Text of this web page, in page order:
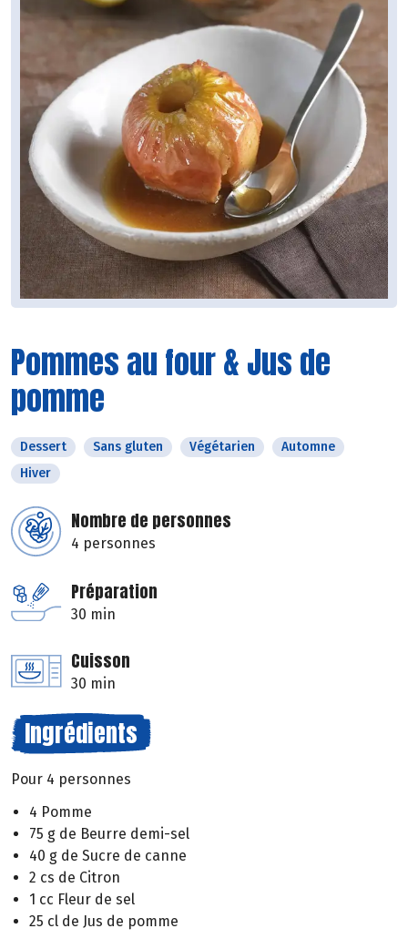
Pommes au four & Jus de
pomme
Dessert Sans gluten Végétarien
Automne
Hiver
Nombre de personnes
4 personnes
Préparation
30 min
Cuisson
30 min
Ingrédients
Pour 4 personnes
4 Pomme
75 g de Beurre demi-sel
40 g de Sucre de canne
2 cs de Citron
1 cc Fleur de sel
25 cl de Jus de pomme